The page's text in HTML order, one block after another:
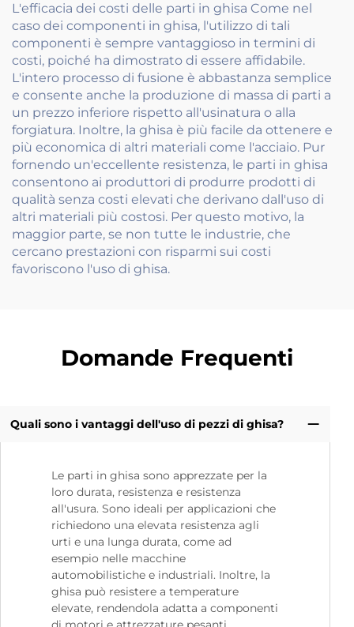
L'efficacia dei costi delle parti in ghisa Come nel
caso dei componenti in ghisa, l'utilizzo di tali
componenti è sempre vantaggioso in termini di
costi, poiché ha dimostrato di essere affidabile.
L'intero processo di fusione è abbastanza semplice
e consente anche la produzione di massa di parti a
un prezzo inferiore rispetto all'usinatura o alla
forgiatura. Inoltre, la ghisa è più facile da ottenere e
più economica di altri materiali come l'acciaio. Pur
fornendo un'eccellente resistenza, le parti in ghisa
consentono ai produttori di produrre prodotti di
qualità senza costi elevati che derivano dall'uso di
altri materiali più costosi. Per questo motivo, la
maggior parte, se non tutte le industrie, che
cercano prestazioni con risparmi sui costi
favoriscono l'uso di ghisa.
Domande Frequenti
Quali sono i vantaggi dell'uso di pezzi di ghisa?
Le parti in ghisa sono apprezzate per la
loro durata, resistenza e resistenza
all'usura. Sono ideali per applicazioni che
richiedono una elevata resistenza agli
urti e una lunga durata, come ad
esempio nelle macchine
automobilistiche e industriali. Inoltre, la
ghisa può resistere a temperature
elevate, rendendola adatta a componenti